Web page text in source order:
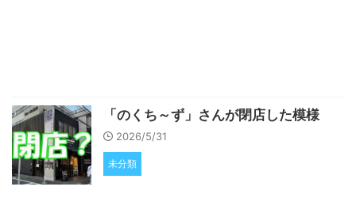
「のくち～ず」さんが閉店した模様
2026/5/31
未分類